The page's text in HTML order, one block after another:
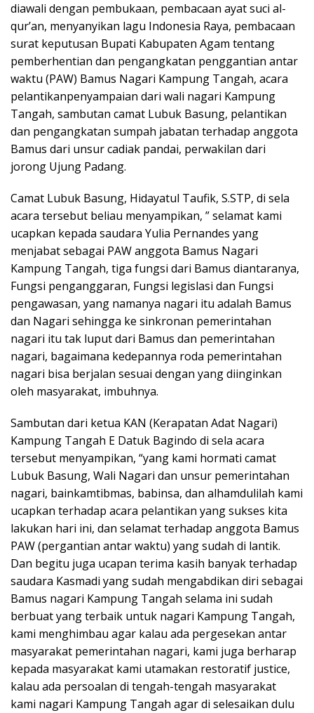
diawali dengan pembukaan, pembacaan ayat suci al-
qur’an, menyanyikan lagu Indonesia Raya, pembacaan
surat keputusan Bupati Kabupaten Agam tentang
pemberhentian dan pengangkatan penggantian antar
waktu (PAW) Bamus Nagari Kampung Tangah, acara
pelantikanpenyampaian dari wali nagari Kampung
Tangah, sambutan camat Lubuk Basung, pelantikan
dan pengangkatan sumpah jabatan terhadap anggota
Bamus dari unsur cadiak pandai, perwakilan dari
jorong Ujung Padang.
Camat Lubuk Basung, Hidayatul Taufik, S.STP, di sela
acara tersebut beliau menyampikan, ” selamat kami
ucapkan kepada saudara Yulia Pernandes yang
menjabat sebagai PAW anggota Bamus Nagari
Kampung Tangah, tiga fungsi dari Bamus diantaranya,
Fungsi penganggaran, Fungsi legislasi dan Fungsi
pengawasan, yang namanya nagari itu adalah Bamus
dan Nagari sehingga ke sinkronan pemerintahan
nagari itu tak luput dari Bamus dan pemerintahan
nagari, bagaimana kedepannya roda pemerintahan
nagari bisa berjalan sesuai dengan yang diinginkan
oleh masyarakat, imbuhnya.
Sambutan dari ketua KAN (Kerapatan Adat Nagari)
Kampung Tangah E Datuk Bagindo di sela acara
tersebut menyampikan, “yang kami hormati camat
Lubuk Basung, Wali Nagari dan unsur pemerintahan
nagari, bainkamtibmas, babinsa, dan alhamdulilah kami
ucapkan terhadap acara pelantikan yang sukses kita
lakukan hari ini, dan selamat terhadap anggota Bamus
PAW (pergantian antar waktu) yang sudah di lantik.
Dan begitu juga ucapan terima kasih banyak terhadap
saudara Kasmadi yang sudah mengabdikan diri sebagai
Bamus nagari Kampung Tangah selama ini sudah
berbuat yang terbaik untuk nagari Kampung Tangah,
kami menghimbau agar kalau ada pergesekan antar
masyarakat pemerintahan nagari, kami juga berharap
kepada masyarakat kami utamakan restoratif justice,
kalau ada persoalan di tengah-tengah masyarakat
kami nagari Kampung Tangah agar di selesaikan dulu